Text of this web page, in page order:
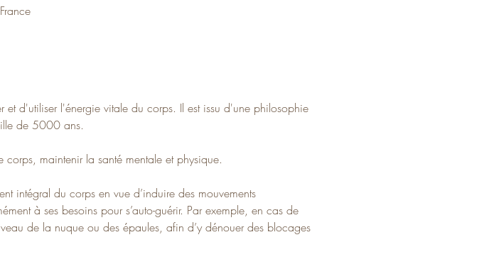
d'utiliser l'énergie vitale du corps. Il est issu d'une philosophie
de 5000 ans.
maintenir la santé mentale et physique.
intégral du corps en vue d’induire des mouvements
à ses besoins pour s’auto-guérir. Par exemple, en cas de
de la nuque ou des épaules, afin d’y dénouer des blocages